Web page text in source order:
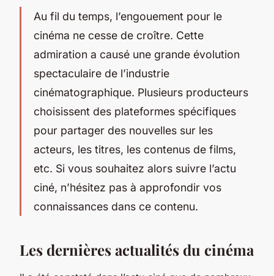
Au fil du temps, l’engouement pour le
cinéma ne cesse de croître. Cette
admiration a causé une grande évolution
spectaculaire de l’industrie
cinématographique. Plusieurs producteurs
choisissent des plateformes spécifiques
pour partager des nouvelles sur les
acteurs, les titres, les contenus de films,
etc. Si vous souhaitez alors suivre l’actu
ciné, n’hésitez pas à approfondir vos
connaissances dans ce contenu.
Les dernières actualités du cinéma